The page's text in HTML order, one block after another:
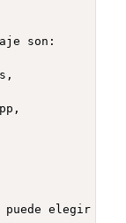
son:
elegir